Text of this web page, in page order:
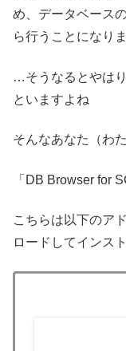
め、データベース
ら行うことになり
…そうなるとやは
といますよね
そんなあなた（わ
「DB Browser for
こちらは以下のア
ロードしてインス